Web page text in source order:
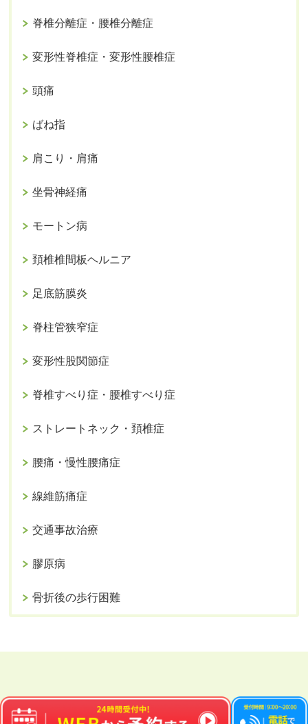
脊椎分離症・腰椎分離症
変形性脊椎症・変形性腰椎症
頭痛
ばね指
肩こり・肩痛
坐骨神経痛
モートン病
頚椎椎間板ヘルニア
足底筋膜炎
脊柱管狭窄症
変形性股関節症
脊椎すべり症・腰椎すべり症
ストレートネック・頚椎症
腰痛・慢性腰痛症
線維筋痛症
交通事故治療
膠原病
骨折後の歩行困難